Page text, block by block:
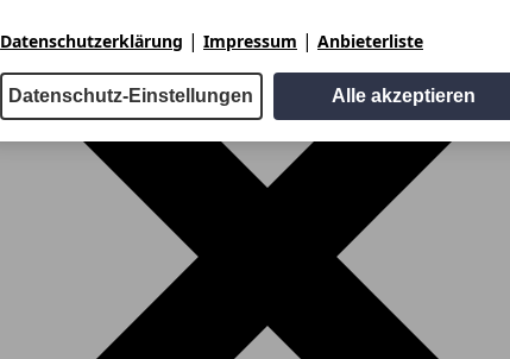
Datenschutzerklärung | Impressum | Anbieterliste
Datenschutz-Einstellungen Alle akzeptieren